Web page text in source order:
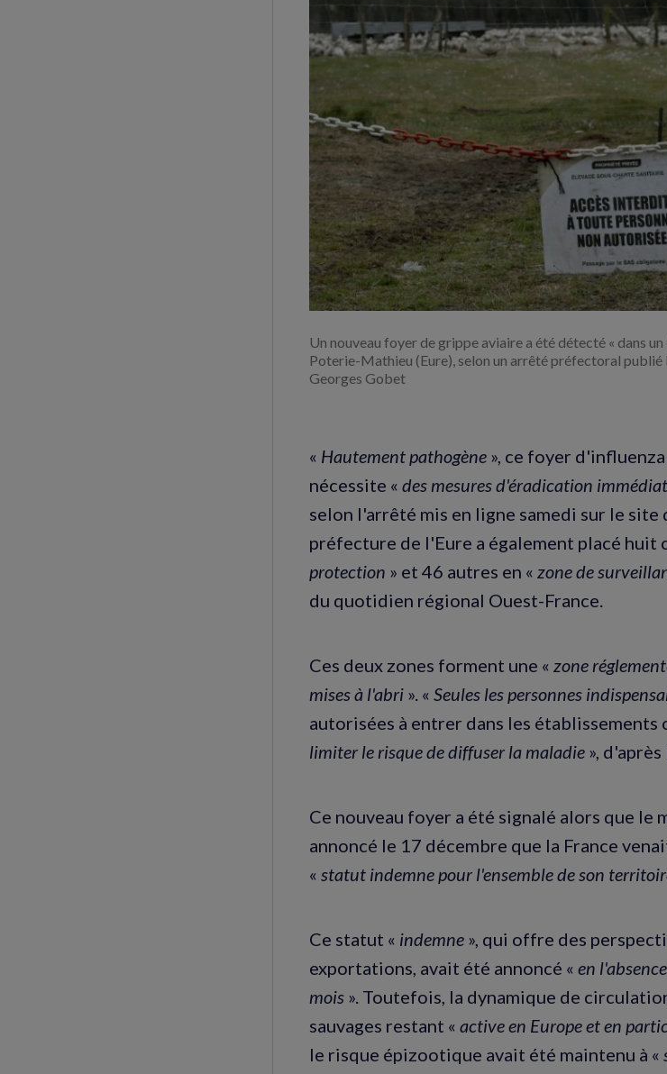
l'image
Un nouveau foyer de grippe aviaire a été détecté « dans
Poterie-Mathieu (Eure), selon un arrêté préfectoral
Georges Gobet
« Hautement pathogène », ce foyer
nécessite « des mesures d'éradication
selon l'arrêté mis en ligne samedi sur le
préfecture de l'Eure a également placé huit
protection » et 46 autres en « zone de
du quotidien régional Ouest-France.
Ces deux zones forment une « zone
mises à l'abri ». « Seules les personnes
autorisées à entrer dans les établissements
limiter le risque de diffuser la maladie »,
Ce nouveau foyer a été signalé alors que
annoncé le 17 décembre que la France
« statut indemne pour l'ensemble de son
Ce statut « indemne », qui offre des
exportations, avait été annoncé « en
mois ». Toutefois, la dynamique de
sauvages restant « active en Europe et en
le risque épizootique avait été maintenu à «